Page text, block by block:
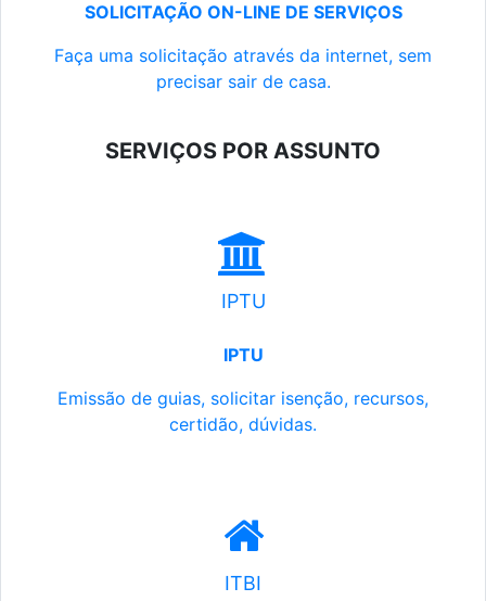
SOLICITAÇÃO ON-LINE DE SERVIÇOS
Faça uma solicitação através da internet, sem
precisar sair de casa.
SERVIÇOS POR ASSUNTO
IPTU
IPTU
Emissão de guias, solicitar isenção, recursos,
certidão, dúvidas.
ITBI